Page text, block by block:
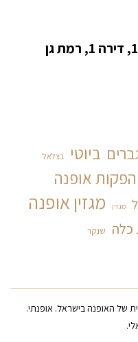
ביוטי בצלאל
הפקות אופנה
מגזין מגזין אופנה
כלה שנקר
של האופנה בישראל. אופנתי.